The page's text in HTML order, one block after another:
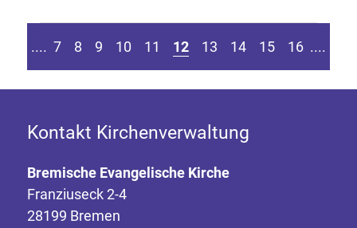
Seite springen
vorherigen Seite
.... 7 8 9 10 11 12 13 14 15 16 ....
Kontakt Kirchenverwaltung
Bremische Evangelische Kirche
Franziuseck 2-4
28199 Bremen